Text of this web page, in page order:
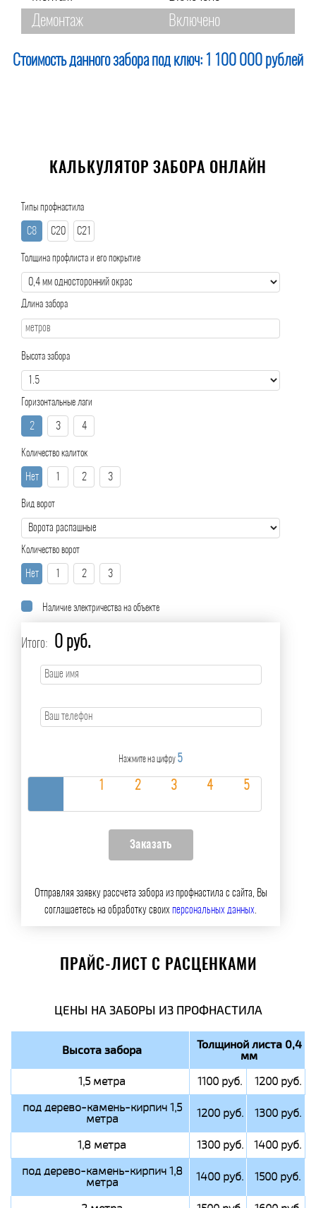
Демонтаж
Включено
Стоимость данного забора под ключ: 1 100 000 рублей
КАЛЬКУЛЯТОР ЗАБОРА ОНЛАЙН
Типы профнастила
С8 С20 С21
Толщина профлиста и его покрытие
Длина забора
Высота забора
Горизонтальные лаги
2 3 4
Количество калиток
Нет 2 3
Вид ворот
Количество ворот
Нет 2 3
Наличие электричества на объекте
Итого: 0 руб.
Нажмите на цифру 5
Отправляя заявку рассчета забора из профнастила с сайта, Вы
соглашаетесь на обработку своихперсональных данных.
ПРАЙС-ЛИСТ С РАСЦЕНКАМИ
ЦЕНЫ НА ЗАБОРЫ ИЗ ПРОФНАСТИЛА
Высота забора Толщиной листа 0,4
мм
1,5 метра 1100 руб.
1200 руб.
под дерево-камень-кирпич 1,5
метра 1200 руб. 1300 руб.
1,8 метра 1300 руб.
1400 руб.
под дерево-камень-кирпич 1,8
метра 1400 руб. 1500 руб.